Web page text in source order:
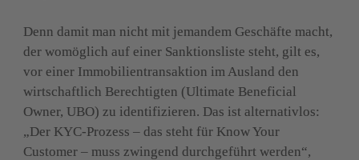
Denn damit man nicht mit jemandem Geschäfte macht,
der womöglich auf einer Sanktionsliste steht, gilt es,
vor einer Immobilientransaktion im Ausland den
wirtschaftlich Berechtigten (Ultimate Beneficial
Owner, UBO) zu identifizieren. Das ist alternativlos:
„Der KYC-Prozess – das steht für Know Your
Customer – muss zwingend durchgeführt werden“,